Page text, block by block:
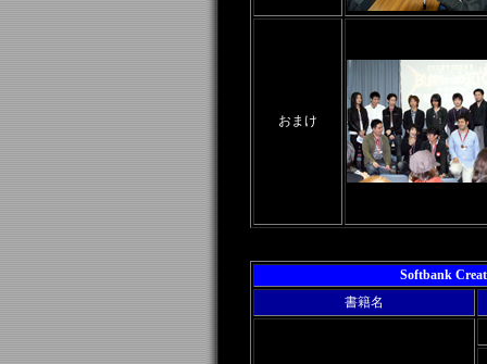
おまけ
Softbank
書籍名